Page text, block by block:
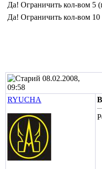
Да! Ограничить кол-вом 5
Да! Ограничить кол-вом 10
08.02.2008,
09:58
RYUCHA